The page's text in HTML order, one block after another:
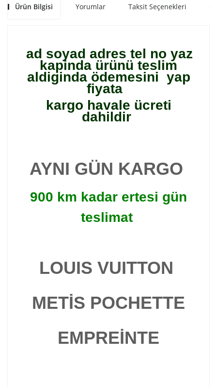
Ürün Bilgisi Yorumlar Taksit Seçenekleri
ad soyad adres tel no yaz
kapinda ürünü teslim
aldiginda ödemesini yap
fiyata
kargo havale ücreti
dahildir
AYNI GÜN KARGO
900 km kadar ertesi gün
teslimat
LOUIS VUITTON
METİS POCHETTE
EMPREİNTE